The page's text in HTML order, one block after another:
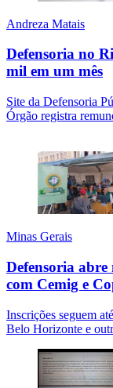
Andreza Matais
Defensoria no
mil em um mês
Site da Defensoria
Órgão registra
Minas Gerais
Defensoria
com Cemig e
Inscrições seguem
Belo Horizonte e